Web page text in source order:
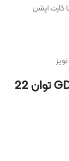
کارت اپشن
خدمات و گارانتی اینورتر GD350A توان 22